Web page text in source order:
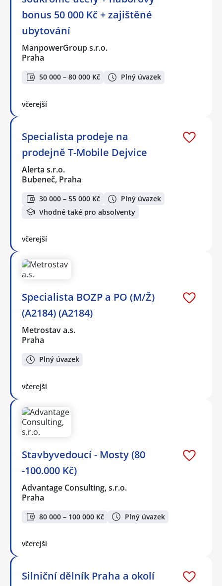
bonus 50 000 Kč + zajištěné
ubytování
ManpowerGroup s.r.o.
Praha
50 000 – 80 000 Kč Plný úvazek
včerejší
Specialista prodeje na
prodejně T-Mobile Dejvice
Alerta s.r.o.
Bubeneč, Praha
30 000 – 55 000 Kč
Plný úvazek
Vhodné také pro absolventy
včerejší
Specialista BOZP a PO (M/Ž)
(A2184) (A2184)
Metrostav a.s.
Praha
Plný úvazek
včerejší
Stavbyvedoucí - Mosty (80
-100.000 Kč)
Advantage Consulting, s.r.o.
Praha
80 000 – 100 000 Kč Plný úvazek
včerejší
Silniční dělník Praha a okolí